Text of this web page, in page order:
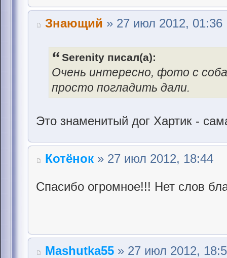
Знающий » 27 июл 2012, 01:36
Serenity писал(а):
Очень интересно, фото с
просто погладить дали.
Это знаменитый дог Хартик -
Котёнок » 27 июл 2012, 18:44
Спасибо огромное!!! Нет слов
Mashutka55 » 27 июл 2012,